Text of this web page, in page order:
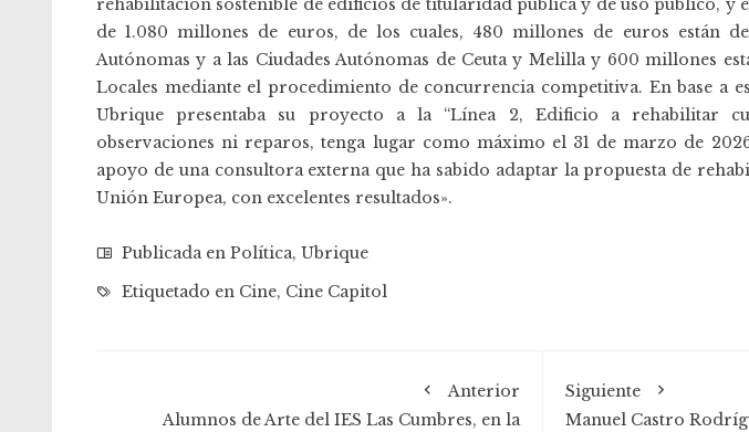
rehabilitación sostenible de edificios de titularidad pública y de uso público, y
de 1.080 millones de euros, de los cuales, 480 millones de euros están
Autónomas y a las Ciudades Autónomas de Ceuta y Melilla y 600 millones
Locales mediante el procedimiento de concurrencia competitiva. En base a
Ubrique presentaba su proyecto a la “Línea 2, Edificio a rehabilitar
observaciones ni reparos, tenga lugar como máximo el 31 de marzo de
apoyo de una consultora externa que ha sabido adaptar la propuesta de
Unión Europea, con excelentes resultados».
Publicada en Política, Ubrique
Etiquetado en Cine, Cine Capitol
Anterior
Alumnos de Arte del IES Las Cumbres, en la
Siguiente
Manuel Castro